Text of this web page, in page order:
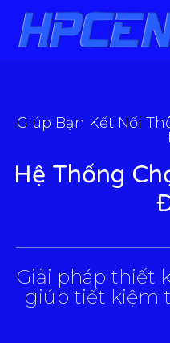
Giúp Bạn Kết Nối
Hệ Thống
Giải pháp thiết
giúp tiết kiệm